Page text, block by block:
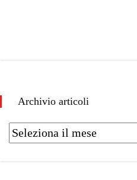
Archivio articoli